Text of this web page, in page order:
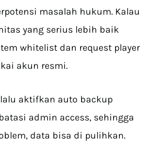
masalah hukum. Kalau
yang serius lebih baik
whitelist dan request player
akun resmi.
aktifkan auto backup
admin access, sehingga
data bisa di pulihkan.